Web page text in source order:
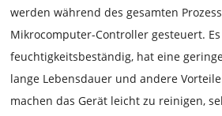
werden während des gesamten
Mikrocomputer-Controller gesteuert.
feuchtigkeitsbeständig, hat eine
lange Lebensdauer und andere
machen das Gerät leicht zu reinigen,